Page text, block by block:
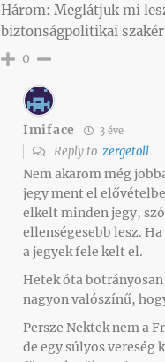
Három: Meglátjuk mi
biztonságpolitikai
0
Imiface 3 éve
Reply to zergetoll
Nem akarom még
jegy ment el
elkelt minden jegy,
ellenségesebb lesz.
a jegyek fele kelt el.
Hetek óta
nagyon valószínű,
Persze Nektek nem a
de egy súlyos